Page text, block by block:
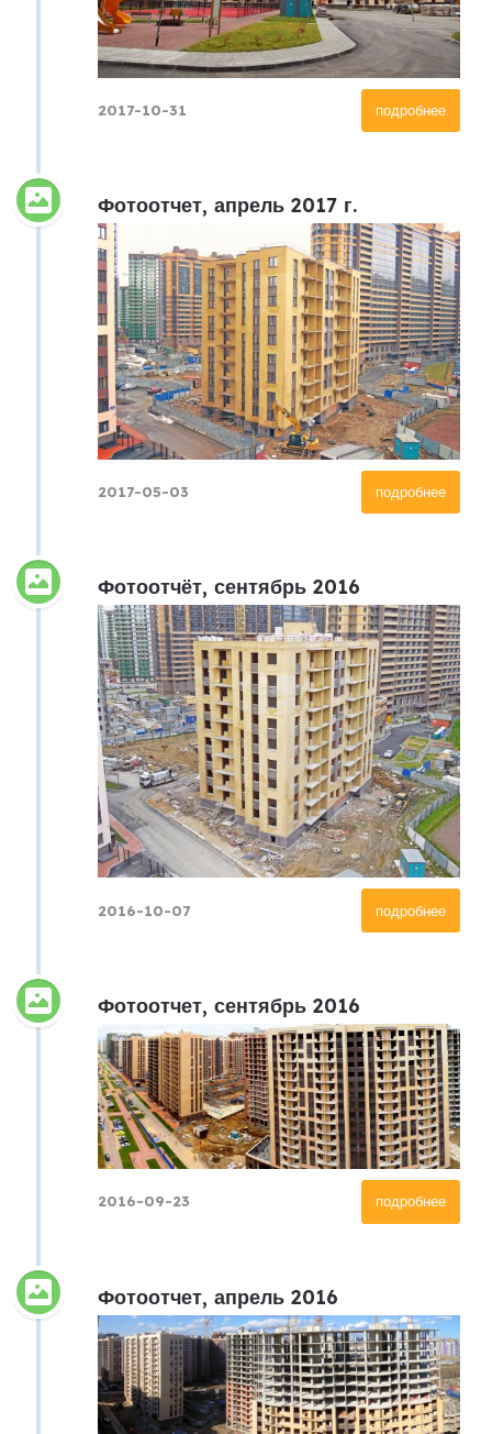
подробнее
2017-10-31
Фотоотчет, апрель 2017 г.
подробнее
2017-05-03
Фотоотчёт, сентябрь 2016
подробнее
2016-10-07
Фотоотчет, сентябрь 2016
подробнее
2016-09-23
Фотоотчет, апрель 2016